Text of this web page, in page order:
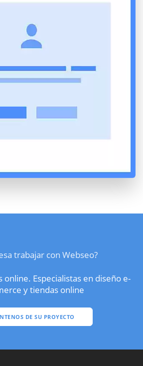
trabajar con Webseo?
Especialistas en diseño e-
y tiendas online
DE SU PROYECTO